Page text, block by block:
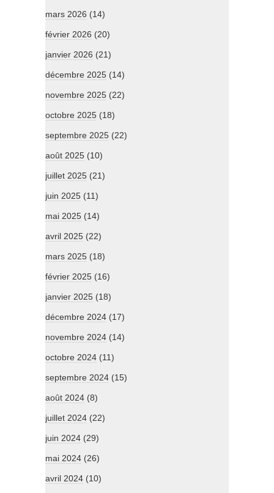
mars 2026 (14)
février 2026 (20)
janvier 2026 (21)
décembre 2025 (14)
novembre 2025 (22)
octobre 2025 (18)
septembre 2025 (22)
août 2025 (10)
juillet 2025 (21)
juin 2025 (11)
mai 2025 (14)
avril 2025 (22)
mars 2025 (18)
février 2025 (16)
janvier 2025 (18)
décembre 2024 (17)
novembre 2024 (14)
octobre 2024 (11)
septembre 2024 (15)
août 2024 (8)
juillet 2024 (22)
juin 2024 (29)
mai 2024 (26)
avril 2024 (10)